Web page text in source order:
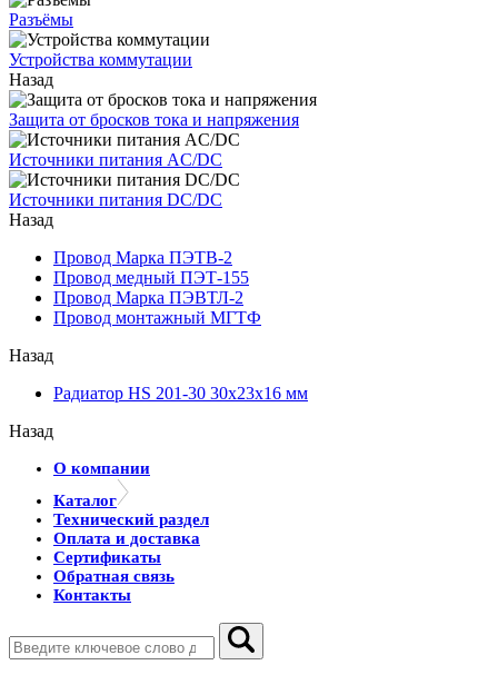
Разъёмы
Устройства коммутации
Назад
Защита от бросков тока и напряжения
Источники питания AC/DC
Источники питания DC/DC
Назад
Провод Марка ПЭТВ-2
Провод медный ПЭТ-155
Провод Марка ПЭВТЛ-2
Провод монтажный МГТФ
Назад
Радиатор HS 201-30 30х23х16 мм
Назад
О компании
Каталог
Технический раздел
Оплата и доставка
Сертификаты
Обратная связь
Контакты